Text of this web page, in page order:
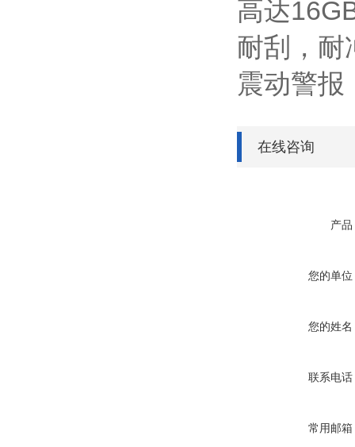
高达
耐刮，耐
震动警报
在线咨询
产品
您的单位
您的姓名
联系电话
常用邮箱